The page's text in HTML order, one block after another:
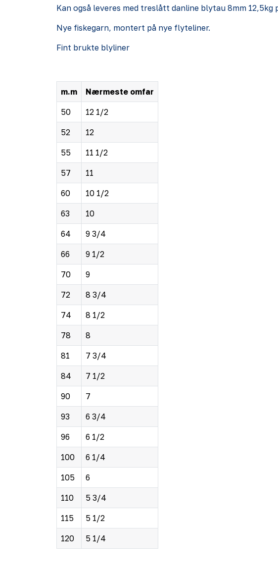
Kan også leveres med treslått danline blytau 8mm 12,5kg
Nye fiskegarn, montert på nye flyteliner.
Fint brukte blyliner
m.m Nærmeste omfar
50 12 1/2
52 12
55 11 1/2
57 11
60 10 1/2
63 10
64 9 3/4
66 9 1/2
70 9
72 8 3/4
74 8 1/2
78 8
81 7 3/4
84 7 1/2
90 7
93 6 3/4
96 6 1/2
100 6 1/4
105 6
110 5 3/4
115 5 1/2
120 5 1/4